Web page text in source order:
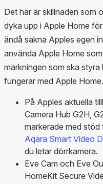
Det här är skillnaden som
dyka upp i Apple Home
ändå sakna Apples egen
använda Apple Home
märkningen som ska
fungerar med Apple Home.
På Apples aktuella
Camera Hub G2H,
markerade med
Aqara Smart Video
du letar dörrkamera.
Eve Cam och Eve
HomeKit Secure